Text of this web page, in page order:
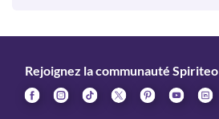
Rejoignez la communauté Spiriteo